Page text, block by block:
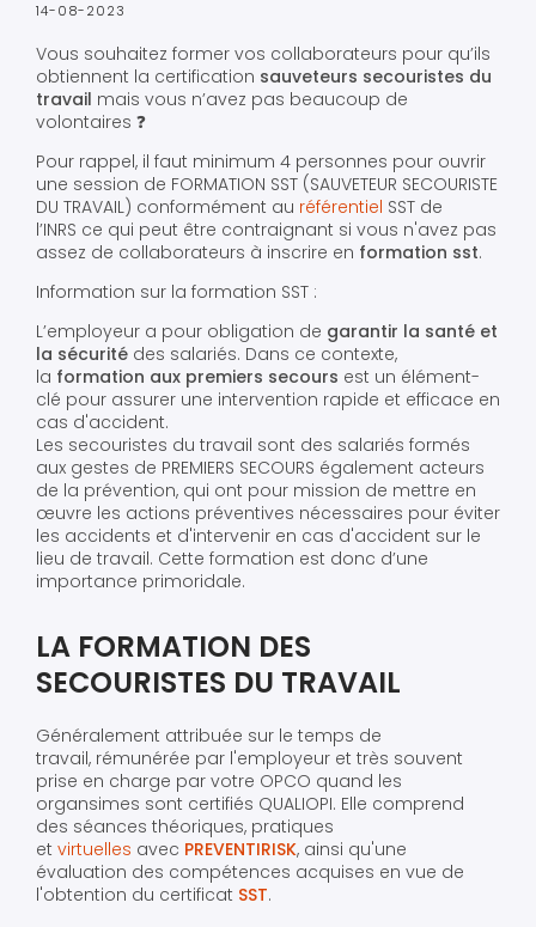
14-08-2023
Vous souhaitez former vos collaborateurs pour qu’ils
obtiennent la certification sauveteurs secouristes du
travail mais vous n’avez pas beaucoup de
volontaires ❓
Pour rappel, il faut minimum 4 personnes pour ouvrir
une session de FORMATION SST (SAUVETEUR SECOURISTE
DU TRAVAIL) conformément au référentiel SST de
l’INRS ce qui peut être contraignant si vous n'avez pas
assez de collaborateurs à inscrire en formation sst.
Information sur la formation SST :
L’employeur a pour obligation de garantir la santé et
la sécurité des salariés. Dans ce contexte,
la formation aux premiers secours est un élément-
clé pour assurer une intervention rapide et efficace en
cas d'accident.
Les secouristes du travail sont des salariés formés
aux gestes de PREMIERS SECOURS également acteurs
de la prévention, qui ont pour mission de mettre en
œuvre les actions préventives nécessaires pour éviter
les accidents et d'intervenir en cas d'accident sur le
lieu de travail. Cette formation est donc d’une
importance primoridale.
LA FORMATION DES
SECOURISTES DU TRAVAIL
Généralement attribuée sur le temps de
travail, rémunérée par l'employeur et très souvent
prise en charge par votre OPCO quand les
organsimes sont certifiés QUALIOPI. Elle comprend
des séances théoriques, pratiques
et virtuelles avec PREVENTIRISK, ainsi qu'une
évaluation des compétences acquises en vue de
l'obtention du certificat SST.